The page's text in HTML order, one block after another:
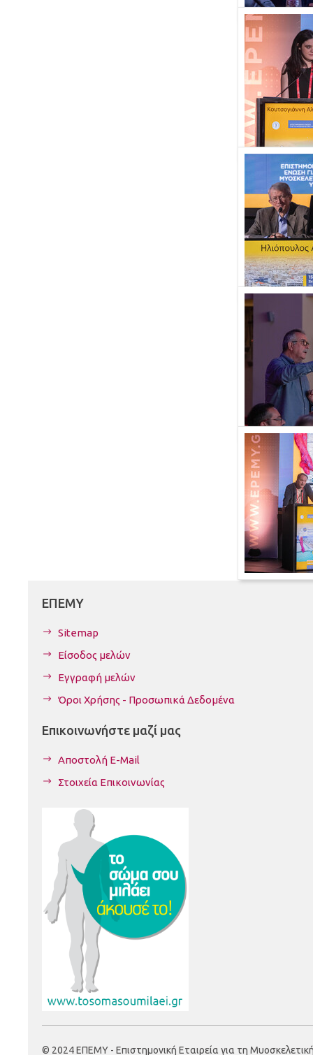
ΕΠΕΜΥ
Sitemap
Είσοδος μελών
Εγγραφή μελών
Όροι Χρήσης - Προσωπικά Δεδομένα
Επικοινωνήστε μαζί μας
Αποστολή E-Mail
Στοιχεία Επικοινωνίας
© 2024 ΕΠΕΜΥ - Επιστημονική Εταιρεία για τη